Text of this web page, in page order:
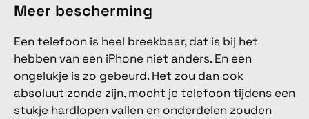
Meer bescherming
Een telefoon is heel breekbaar, dat is bij het
hebben van een iPhone niet anders. En een
ongelukje is zo gebeurd. Het zou dan ook
absoluut zonde zijn, mocht je telefoon tijdens een
stukje hardlopen vallen en onderdelen zouden